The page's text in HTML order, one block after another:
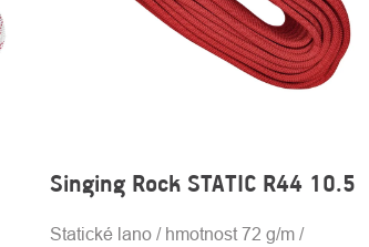
Singing Rock STATIC R44 10.5
Statické lano / hmotnost 72 g/m /